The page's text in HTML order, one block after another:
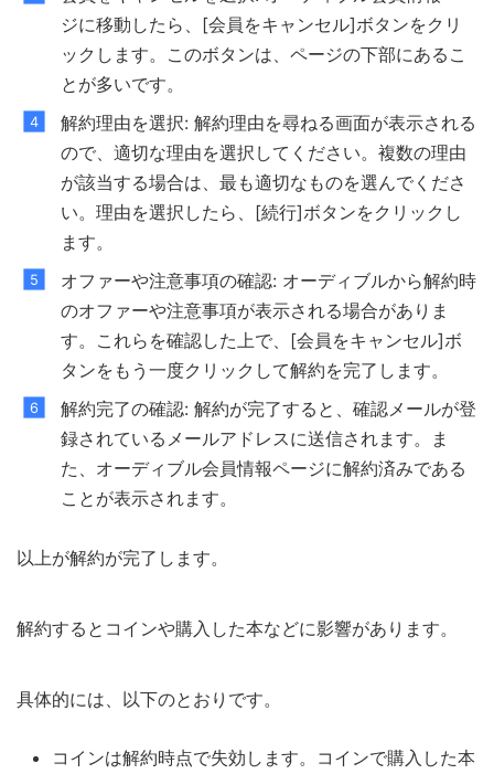
ジに移動したら、[会員をキャンセル]ボタンをクリ
ックします。このボタンは、ページの下部にあるこ
とが多いです。
解約理由を選択: 解約理由を尋ねる画面が表示される
ので、適切な理由を選択してください。複数の理由
が該当する場合は、最も適切なものを選んでくださ
い。理由を選択したら、[続行]ボタンをクリックし
ます。
オファーや注意事項の確認: オーディブルから解約時
のオファーや注意事項が表示される場合がありま
す。これらを確認した上で、[会員をキャンセル]ボ
タンをもう一度クリックして解約を完了します。
解約完了の確認: 解約が完了すると、確認メールが登
録されているメールアドレスに送信されます。ま
た、オーディブル会員情報ページに解約済みである
ことが表示されます。
以上が解約が完了します。
解約するとコインや購入した本などに影響があります。
具体的には、以下のとおりです。
コインは解約時点で失効します。コインで購入した本